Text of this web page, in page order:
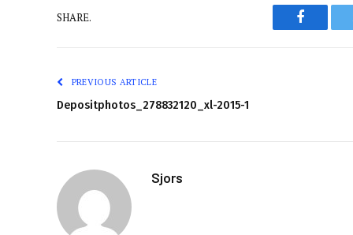
SHARE.
PREVIOUS ARTICLE
Depositphotos_278832120_xl-2015-1
Sjors